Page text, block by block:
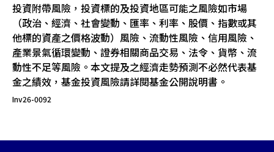
投資附帶風險，投資標的及投資地區可能之風險如市場
（政治、經濟、社會變動、匯率、利率、股價、指數或其
他標的資產之價格波動）風險、流動性風險、信用風險、
產業景氣循環變動、證券相關商品交易、法令、貨幣、流
動性不足等風險。本文提及之經濟走勢預測不必然代表基
金之績效，基金投資風險請詳閱基金公開說明書。
Inv26-0092